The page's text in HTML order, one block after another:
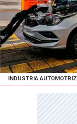
INDUSTRIA AUTOMOTRIZ